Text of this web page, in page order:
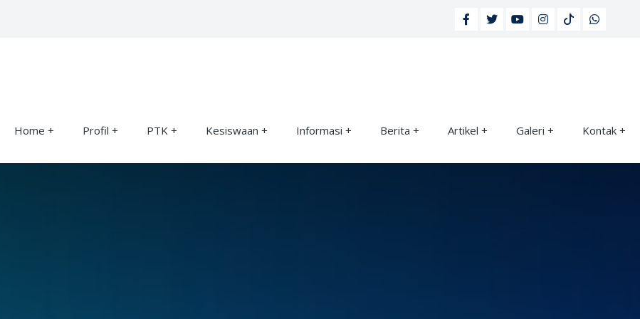
Home Profil PTK Kesiswaan Informasi Berita Artikel Galeri Kontak